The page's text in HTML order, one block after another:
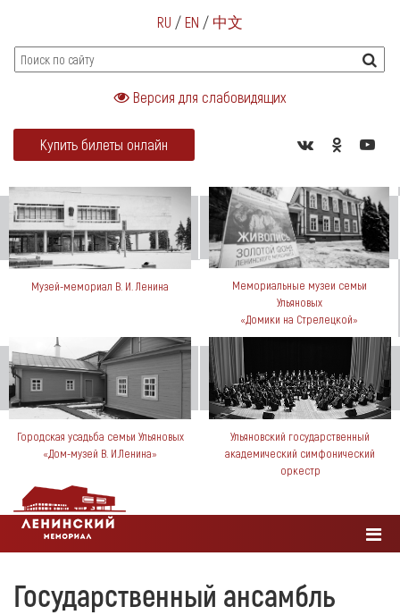
RU / EN / 中文
Версия для слабовидящих
Купить билеты онлайн
Музей-мемориал В. И. Ленина
Мемориальные музеи семьи
Ульяновых
«Домики на Стрелецкой»
Городская усадьба семьи Ульяновых
«Дом-музей В. И.Ленина»
Ульяновский государственный
академический симфонический
оркестр
Государственный ансамбль